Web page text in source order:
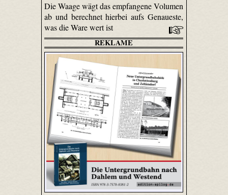
Die Waage wägt das empfangene Volumen
ab und berechnet hierbei aufs Genaueste,
was die Ware wert ist
REKLAME